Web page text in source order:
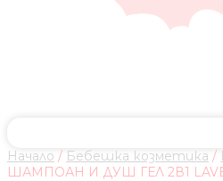
Начало / Бебешка козметика /
ШАМПОАН И ДУШ ГЕЛ 2В1